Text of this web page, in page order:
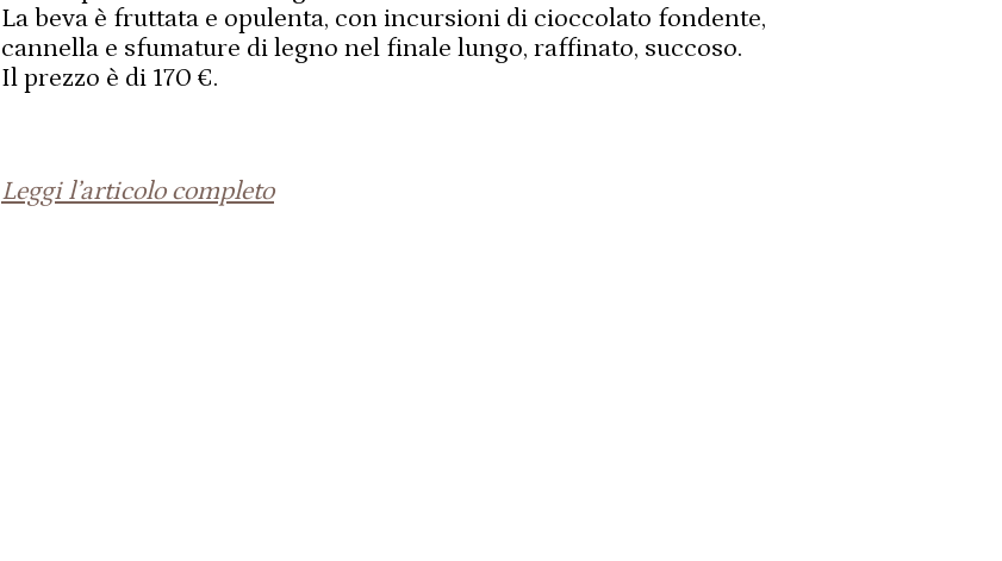
La beva è fruttata e opulenta, con incursioni di cioccolato fondente,
cannella e sfumature di legno nel finale lungo, raffinato, succoso.
Il prezzo è di 170 €.
Leggi l’articolo completo